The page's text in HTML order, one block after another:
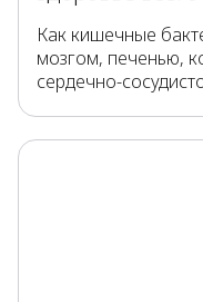
Как кишечные
мозгом, печенью,
сердечно-